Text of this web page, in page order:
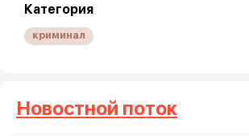
Категория
криминал
Новостной поток